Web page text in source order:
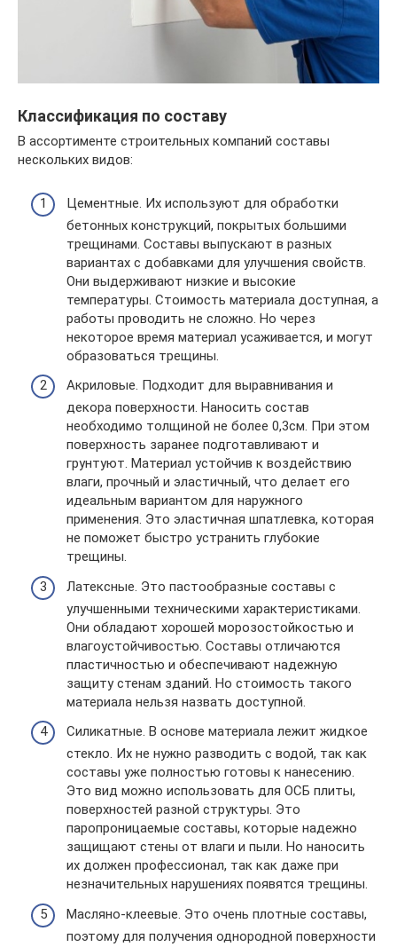
Классификация по составу
В ассортименте строительных компаний составы
нескольких видов:
Цементные. Их используют для обработки
бетонных конструкций, покрытых большими
трещинами. Составы выпускают в разных
вариантах с добавками для улучшения свойств.
Они выдерживают низкие и высокие
температуры. Стоимость материала доступная, а
работы проводить не сложно. Но через
некоторое время материал усаживается, и могут
образоваться трещины.
Акриловые. Подходит для выравнивания и
декора поверхности. Наносить состав
необходимо толщиной не более 0,3см. При этом
поверхность заранее подготавливают и
грунтуют. Материал устойчив к воздействию
влаги, прочный и эластичный, что делает его
идеальным вариантом для наружного
применения. Это эластичная шпатлевка, которая
не поможет быстро устранить глубокие
трещины.
Латексные. Это пастообразные составы с
улучшенными техническими характеристиками.
Они обладают хорошей морозостойкостью и
влагоустойчивостью. Составы отличаются
пластичностью и обеспечивают надежную
защиту стенам зданий. Но стоимость такого
материала нельзя назвать доступной.
Силикатные. В основе материала лежит жидкое
стекло. Их не нужно разводить с водой, так как
составы уже полностью готовы к нанесению.
Это вид можно использовать для ОСБ плиты,
поверхностей разной структуры. Это
паропроницаемые составы, которые надежно
защищают стены от влаги и пыли. Но наносить
их должен профессионал, так как даже при
незначительных нарушениях появятся трещины.
Масляно-клеевые. Это очень плотные составы,
поэтому для получения однородной поверхности